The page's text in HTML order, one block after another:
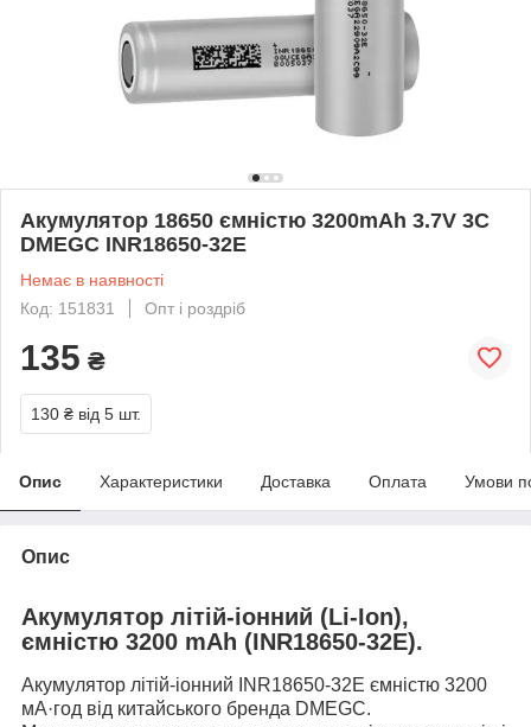
Акумулятор 18650 ємністю 3200mAh 3.7V 3C
DMEGC INR18650-32E
Немає в наявності
Код: 151831
Опт і роздріб
135 ₴
130 ₴ від 5 шт.
Опис Характеристики Доставка Оплата Умови
Опис
Акумулятор літій-іонний (Li-Ion),
ємністю 3200 mAh (INR18650-32E).
Акумулятор літій-іонний INR18650-32E ємністю 3200
мА·год від китайського бренда DMEGC.